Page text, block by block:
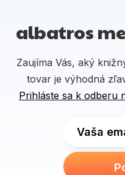
albatros
Zaujíma Vás, aký
tovar je výhodná
Prihláste sa k odberu
Vaša